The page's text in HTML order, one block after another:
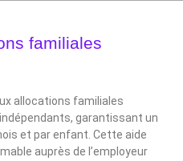
familiales
allocations familiales
garantissant un
et par enfant. Cette aide
auprès de l’employeur